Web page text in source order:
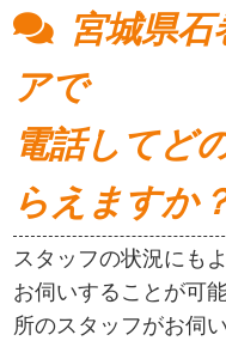
宮城県
アで
電話してど
らえますか
スタッフの状況にも
お伺いすることが可
所のスタッフがお伺